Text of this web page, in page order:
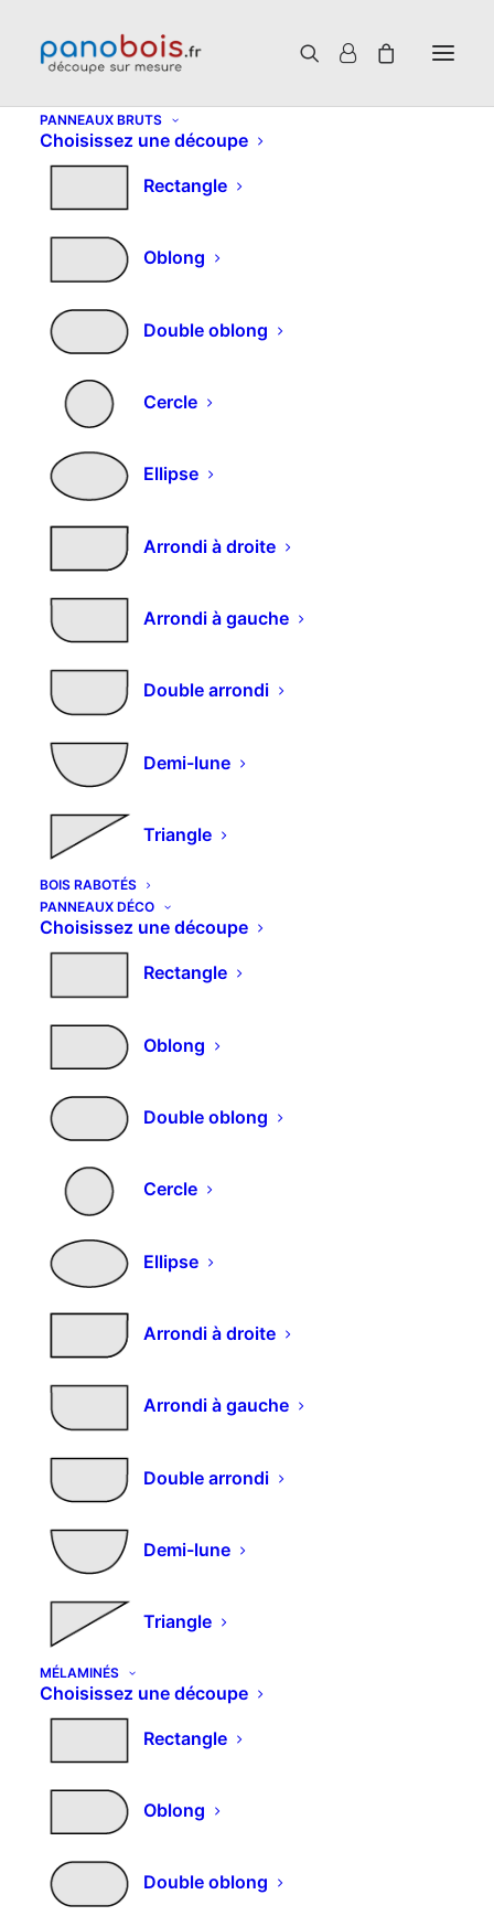
PANNEAUX BRUTS
Choisissez une découpe
Rectangle
Oblong
Double oblong
Cercle
Ellipse
Arrondi à droite
Arrondi à gauche
Double arrondi
Demi-lune
Triangle
BOIS RABOTÉS
PANNEAUX DÉCO
Choisissez une découpe
Rectangle
Oblong
Double oblong
Cercle
Ellipse
Arrondi à droite
Arrondi à gauche
Double arrondi
Demi-lune
Triangle
MÉLAMINÉS
Choisissez une découpe
Rectangle
Oblong
Double oblong
Poignée fil acier inox
–
de
à
Choisissez la longueur
quantité
Poignée
fil
inox
Alternative:
REF:
DESCRIPTION
Description du produit :
Poignée inox 304
⌀ 12 mm
Hauteur : 31,5 mm
Existe en 13 longueurs (et 13 entraxes
correspondantes)
Vous aimerez peut-être aussi…
AJOUTER AU PANIER
Poignée tirette